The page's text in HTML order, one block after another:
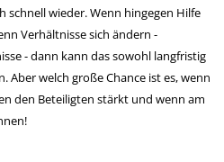
schnell wieder. Wenn hingegen Hilfe
Verhältnisse sich ändern -
- dann kann das sowohl langfristig
Aber welch große Chance ist es, wenn
den Beteiligten stärkt und wenn am